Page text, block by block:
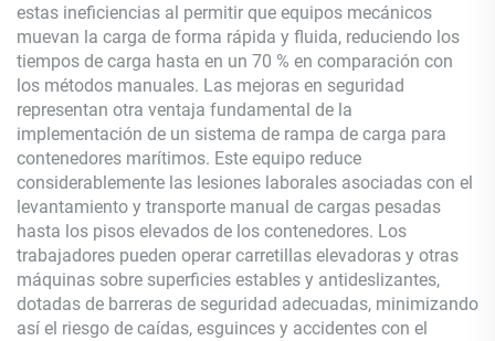
estas ineficiencias al permitir que equipos mecánicos
muevan la carga de forma rápida y fluida, reduciendo los
tiempos de carga hasta en un 70 % en comparación con
los métodos manuales. Las mejoras en seguridad
representan otra ventaja fundamental de la
implementación de un sistema de rampa de carga para
contenedores marítimos. Este equipo reduce
considerablemente las lesiones laborales asociadas con el
levantamiento y transporte manual de cargas pesadas
hasta los pisos elevados de los contenedores. Los
trabajadores pueden operar carretillas elevadoras y otras
máquinas sobre superficies estables y antideslizantes,
dotadas de barreras de seguridad adecuadas, minimizando
así el riesgo de caídas, esguinces y accidentes con el